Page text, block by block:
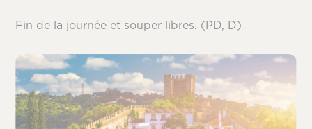
Fin de la journée et souper libres. (PD, D)